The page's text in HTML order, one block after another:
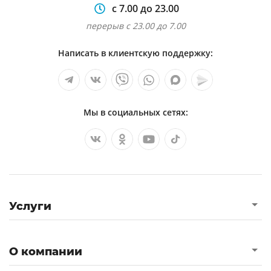
с 7.00 до 23.00
перерыв с 23.00 до 7.00
Написать в клиентскую поддержку:
Мы в социальных сетях:
Услуги
О компании